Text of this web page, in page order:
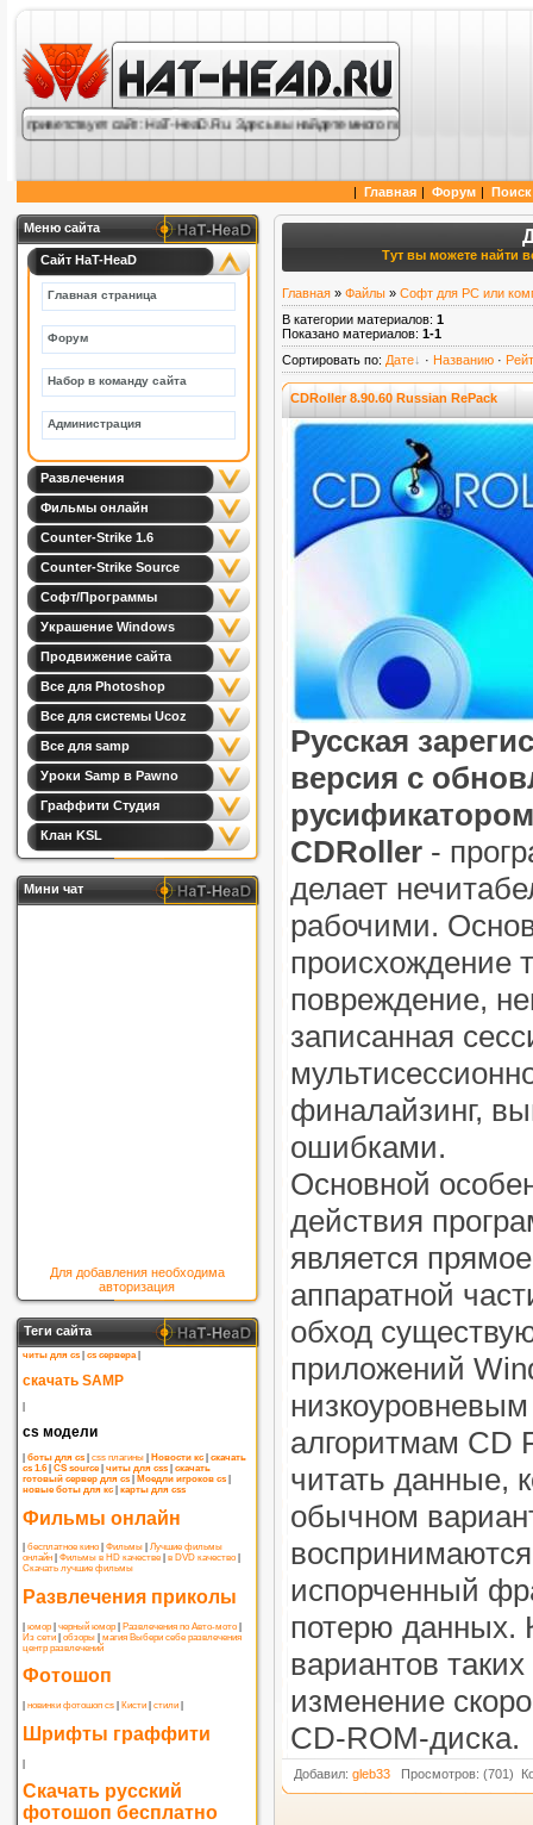
приветствует сайт: HaT-HeaD.Ru. Здесь вы найдете много полезной
| Главная | Форум | Поиск
Меню сайта
Сайт HaT-HeaD
Главная страница
Форум
Набор в команду сайта
Администрация
Развлечения
Фильмы онлайн
Counter-Strike 1.6
Counter-Strike Source
Софт/Программы
Украшение Windows
Продвижение сайта
Все для Photoshop
Все для системы Ucoz
Все для samp
Уроки Samp в Pawno
Граффити Студия
Клан KSL
Мини чат
Для добавления необходима
авторизация
Теги сайта
читы для cs cs сервера|
скачать SAMP
cs модели
боты для cs css плагины Новости кс
скачать
cs 1.6| CS source| читы для css
скачать
готовый сервер для cs
Моедли игроков cs
новые боты для кс
карты для css
Фильмы онлайн
бесплатное кино Фильмы
Лучшие фильмы
онлайн
Фильмы в HD качестве в DVD качество
Скачать лучшие фильмы
Развлечения приколы
юмор черный юмор Развлечения по Авто-мото
Из сети
обзоры магия Выбери себе развлечения
центр развлечений
Фотошоп
новинки фотошоп cs Кисти стили
Шрифты граффити
|
Скачать русский
фотошоп бесплатно
Тут вы можете найти
Главная » Файлы » Софт для PC или
В категории материалов: 1
Показано материалов: 1-1
Сортировать по: Дате · Названию ·
CDRoller 8.90.60 Russian RePack
Русская
версия с
русификатором
CDRoller -
делает
рабочими.
происхождение
повреждение,
записанная
финалайзинг,
ошибками.
Основной
действия
является
аппаратной
обход
приложений
алгоритмам CD
читать данные,
обычном
испорченный
потерю данных.
вариантов
изменение
CD-ROM-диска.
Добавил: gleb33 Просмотров: (701)